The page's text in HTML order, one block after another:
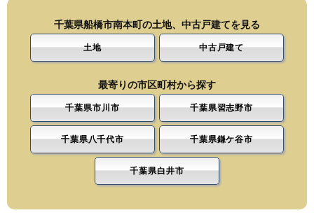
千葉県船橋市南本町の土地、中古戸建てを見る
土地 中古戸建て
最寄りの市区町村から探す
千葉県市川市 千葉県習志野市
千葉県八千代市 千葉県鎌ケ谷市
千葉県白井市